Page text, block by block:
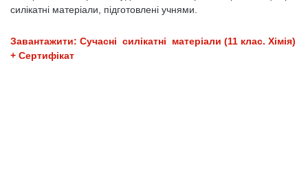
силікатні матеріали, підготовлені учнями.
Завантажити: Сучасні силікатні матеріали (11 клас. Хімія)
+ Сертифікат